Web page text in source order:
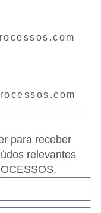
para receber
relevantes